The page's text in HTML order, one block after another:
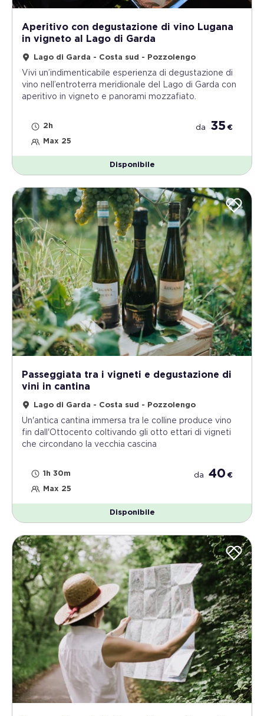
Aperitivo con degustazione di vino Lugana
in vigneto al Lago di Garda
Lago di Garda - Costa sud - Pozzolengo
Vivi un’indimenticabile esperienza di degustazione di
vino nell’entroterra meridionale del Lago di Garda con
aperitivo in vigneto e panorami mozzafiato.
2h
Max 25
da 35 €
Disponibile
Passeggiata tra i vigneti e degustazione di
vini in cantina
Lago di Garda - Costa sud - Pozzolengo
Un'antica cantina immersa tra le colline produce vino
fin dall'Ottocento coltivando gli otto ettari di vigneti
che circondano la vecchia cascina
1h 30m
Max 25
da 40 €
Disponibile